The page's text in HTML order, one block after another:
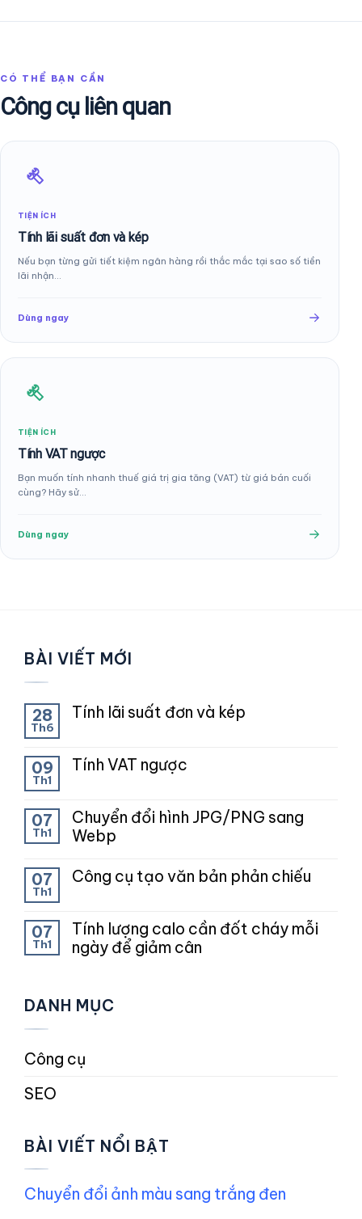
CÓ THỂ BẠN CẦN
Công cụ liên quan
TIỆN ÍCH
Tính lãi suất đơn và kép
Nếu bạn từng gửi tiết kiệm ngân hàng rồi thắc mắc tại sao số tiền
lãi nhận…
Dùng ngay
TIỆN ÍCH
Tính VAT ngược
Bạn muốn tính nhanh thuế giá trị gia tăng (VAT) từ giá bán cuối
cùng? Hãy sử…
Dùng ngay
BÀI VIẾT MỚI
28
Th6
Tính lãi suất đơn và kép
09
Th1
Tính VAT ngược
07
Th1
Chuyển đổi hình JPG/PNG sang
Webp
07
Th1
Công cụ tạo văn bản phản chiếu
07
Th1
Tính lượng calo cần đốt cháy mỗi
ngày để giảm cân
DANH MỤC
Công cụ
SEO
BÀI VIẾT NỔI BẬT
Chuyển đổi ảnh màu sang trắng đen